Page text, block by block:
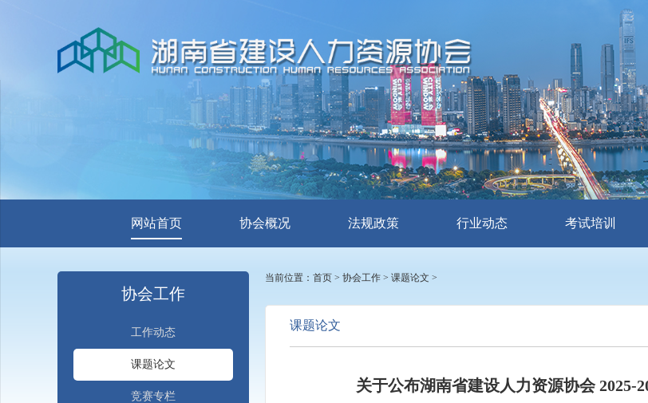
网站首页 协会概况 法规政策 行业动态 考试培训
协会工作
工作动态
课题论文
竞赛专栏
当前位置： 首页 > 协会工作 > 课题论文 >
课题论文
关于公布湖南省建设人力资源协会 2025-